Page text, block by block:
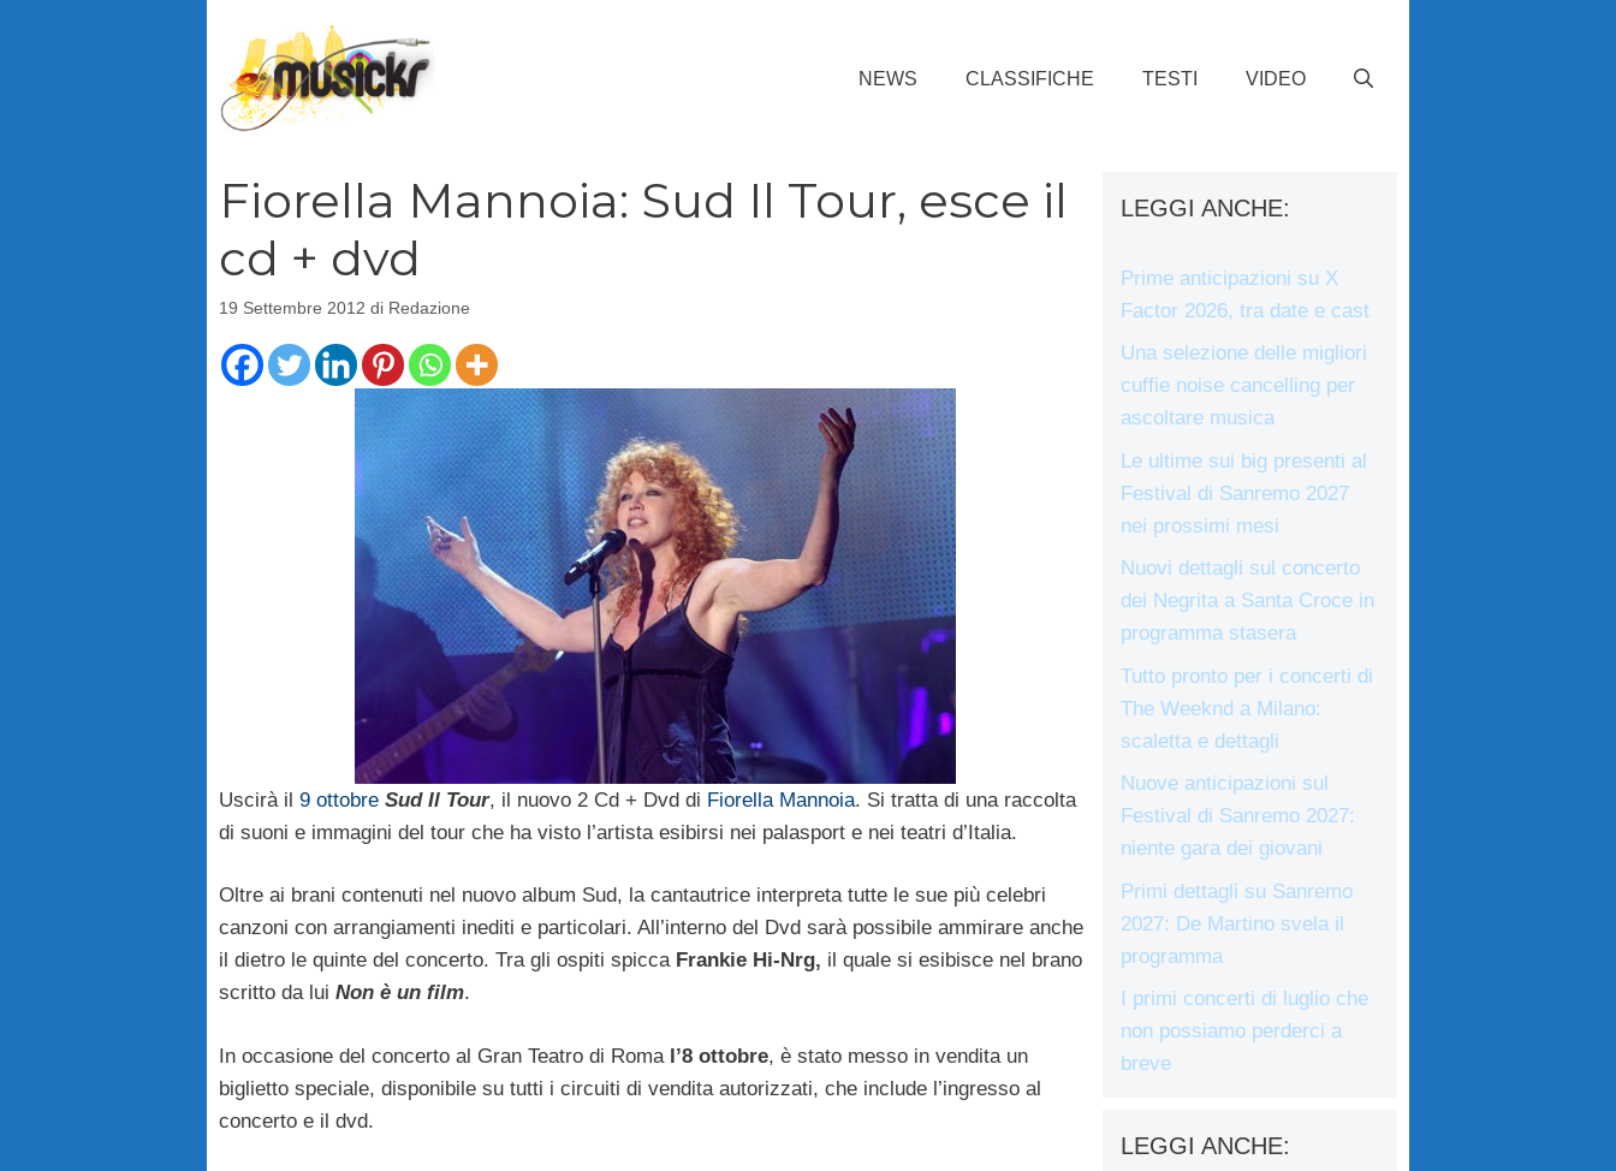
NEWS CLASSIFICHE TESTI VIDEO
Fiorella Mannoia: Sud Il Tour, esce il
cd + dvd
19 Settembre 2012 di Redazione
Uscirà il 9 ottobre Sud Il Tour, il nuovo 2 Cd + Dvd di Fiorella Mannoia. Si tratta di una raccolta
di suoni e immagini del tour che ha visto l’artista esibirsi nei palasport e nei teatri d’Italia.
Oltre ai brani contenuti nel nuovo album Sud, la cantautrice interpreta tutte le sue più celebri
canzoni con arrangiamenti inediti e particolari. All’interno del Dvd sarà possibile ammirare anche
il dietro le quinte del concerto. Tra gli ospiti spicca Frankie Hi-Nrg, il quale si esibisce nel brano
scritto da lui Non è un film.
In occasione del concerto al Gran Teatro di Roma l’8 ottobre, è stato messo in vendita un
biglietto speciale, disponibile su tutti i circuiti di vendita autorizzati, che include l’ingresso al
concerto e il dvd.
LEGGI ANCHE:
Prime anticipazioni su X
Factor 2026, tra date e cast
Una selezione delle migliori
cuffie noise cancelling per
ascoltare musica
Le ultime sui big presenti al
Festival di Sanremo 2027
nei prossimi mesi
Nuovi dettagli sul concerto
dei Negrita a Santa Croce in
programma stasera
Tutto pronto per i concerti di
The Weeknd a Milano:
scaletta e dettagli
Nuove anticipazioni sul
Festival di Sanremo 2027:
niente gara dei giovani
Primi dettagli su Sanremo
2027: De Martino svela il
programma
I primi concerti di luglio che
non possiamo perderci a
breve
LEGGI ANCHE: